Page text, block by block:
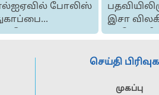
போலிஸ்
இசா
டத்தோஶ்ரீ
செய்தி
முகப்பு